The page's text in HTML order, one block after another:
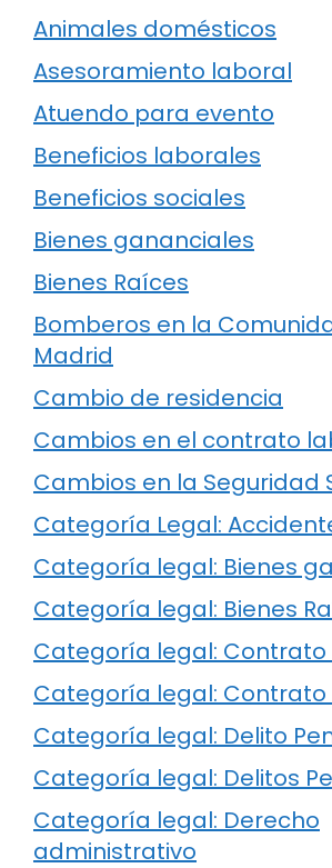
Animales domésticos
Asesoramiento laboral
Atuendo para evento
Beneficios laborales
Beneficios sociales
Bienes gananciales
Bienes Raíces
Bomberos en la
Madrid
Cambio de residencia
Cambios en el contrato
Cambios en la Seguridad
Categoría Legal:
Categoría legal: Bienes
Categoría legal: Bienes
Categoría legal:
Categoría legal:
Categoría legal: Delito
Categoría legal: Delitos
Categoría legal: Derecho
administrativo